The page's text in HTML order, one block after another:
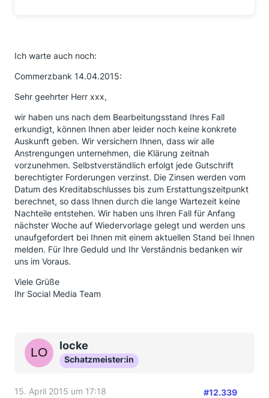
Ich warte auch noch:
Commerzbank 14.04.2015:
Sehr geehrter Herr xxx,
wir haben uns nach dem Bearbeitungsstand Ihres Fall
erkundigt, können Ihnen aber leider noch keine konkrete
Auskunft geben. Wir versichern Ihnen, dass wir alle
Anstrengungen unternehmen, die Klärung zeitnah
vorzunehmen. Selbstverständlich erfolgt jede Gutschrift
berechtigter Forderungen verzinst. Die Zinsen werden vom
Datum des Kreditabschlusses bis zum Erstattungszeitpunkt
berechnet, so dass Ihnen durch die lange Wartezeit keine
Nachteile entstehen. Wir haben uns Ihren Fall für Anfang
nächster Woche auf Wiedervorlage gelegt und werden uns
unaufgefordert bei Ihnen mit einem aktuellen Stand bei Ihnen
melden. Für Ihre Geduld und Ihr Verständnis bedanken wir
uns im Voraus.
Viele Grüße
Ihr Social Media Team
locke
Schatzmeister:in
15. April 2015 um 17:18 #12.339